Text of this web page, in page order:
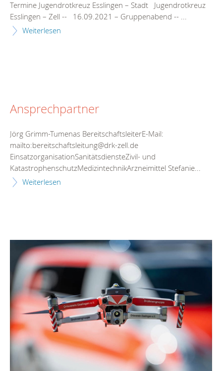
Termine Jugendrotkreuz Esslingen – Stadt Jugendrotkreuz
Esslingen – Zell -- 16.09.2021 – Gruppenabend -- ...
Weiterlesen
Ansprechpartner
Jörg Grimm-Tumenas BereitschaftsleiterE-Mail:
mailto:bereitschaftsleitung@drk-zell.de
EinsatzorganisationSanitätsdiensteZivil- und
KatastrophenschutzMedizintechnikArzneimittel Stefanie...
Weiterlesen